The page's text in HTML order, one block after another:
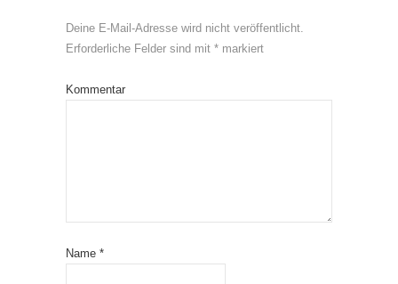
Deine E-Mail-Adresse wird nicht veröffentlicht.
Erforderliche Felder sind mit * markiert
Kommentar
Name *